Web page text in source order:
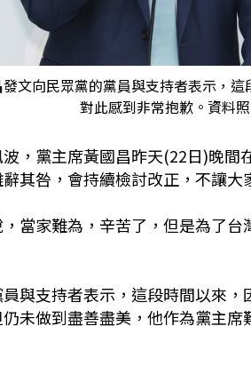
文向民眾黨的黨員與支持者表示，
對此感到非常抱歉。資料照
，黨主席黃國昌昨天(22日)晚
其咎，會持續檢討改正，不讓大
當家難為，辛苦了，但是為了
與支持者表示，這段時間以來
未做到盡善盡美，他作為黨主